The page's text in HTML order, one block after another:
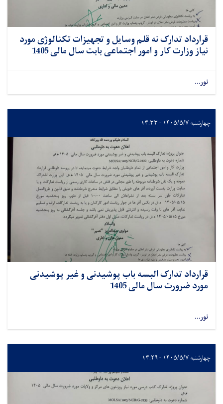
قرارداد تدارک نه قلم وسایل و تجهیزات تکنالوژی مورد
نیاز وزارت کار و امور اجتماعی بابت سال مالی 1405
نور...
چهارشنبه ۱۴۰۵/۵/۷ - ۱۳:۳۳
قرارداد تدارک البسه باب پوشیدنی و غیر پوشیدنی
مورد ضرورت سال مالی 1405
نور...
چهارشنبه ۱۴۰۵/۵/۷ - ۱۳:۲۹